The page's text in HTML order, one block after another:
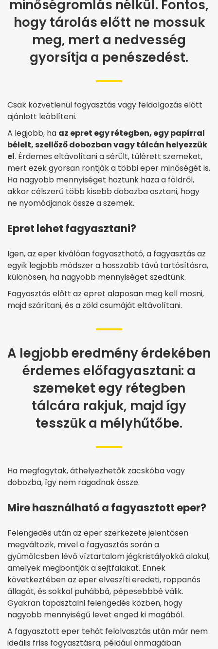
minőségromlás nélkül. Fontos,
hogy tárolás előtt ne mossuk
meg, mert a nedvesség
gyorsítja a penészedést.
Csak közvetlenül fogyasztás vagy feldolgozás előtt
ajánlott leöblíteni.
A legjobb, ha az epret egy rétegben, egy papírral
bélelt, szellőző dobozban vagy tálcán helyezzük
el. Érdemes eltávolítani a sérült, túlérett szemeket,
mert ezek gyorsan rontják a többi eper minőségét is.
Ha nagyobb mennyiséget hoztunk haza a földről,
akkor célszerű több kisebb dobozba osztani, hogy
ne nyomódjanak össze a szemek.
Epret lehet fagyasztani?
Igen, az eper kiválóan fagyasztható, a fagyasztás az
egyik legjobb módszer a hosszabb távú tartósításra,
különösen, ha nagyobb mennyiséget szedtünk.
Fagyasztás előtt az epret alaposan meg kell mosni,
majd szárítani, és a zöld csumáját eltávolítani.
A legjobb eredmény érdekében
érdemes előfagyasztani: a
szemeket egy rétegben
tálcára rakjuk, majd így
tesszük a mélyhűtőbe.
Ha megfagytak, áthelyezhetők zacskóba vagy
dobozba, így nem ragadnak össze.
Mire használható a fagyasztott eper?
Felengedés után az eper szerkezete jelentősen
megváltozik, mivel a fagyasztás során a
gyümölcsben lévő víztartalom jégkristályokká alakul,
amelyek megbontják a sejtfalakat. Ennek
következtében az eper elveszíti eredeti, roppanós
állagát, és sokkal puhábbá, pépesebbbé válik.
Gyakran tapasztalni felengedés közben, hogy
nagyobb mennyiségű levet enged ki magából.
A fagyasztott eper tehát felolvasztás után már nem
ideális friss fogyasztásra, például önmagában